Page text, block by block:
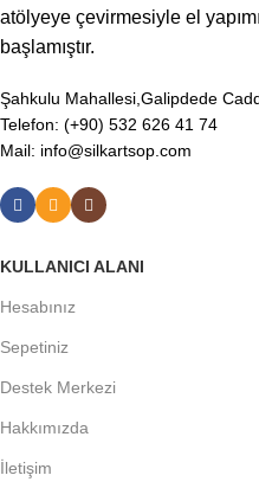
atölyeye çevirmesiyle el
başlamıştır.
Şahkulu Mahallesi,Galipdede
Telefon: (+90) 532 626 41 74
Mail: info@silkartsop.com
KULLANICI ALANI
Hesabınız
Sepetiniz
Destek Merkezi
Hakkımızda
İletişim